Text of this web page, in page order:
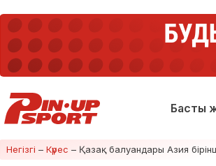
Басты
Негізгі – Күрес – Қазақ балуандары Азия